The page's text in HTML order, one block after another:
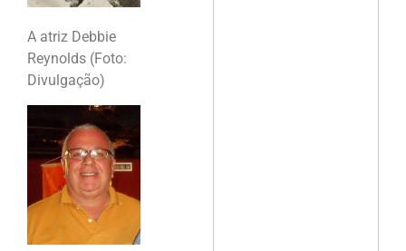
A atriz Debbie
Reynolds (Foto:
Divulgação)